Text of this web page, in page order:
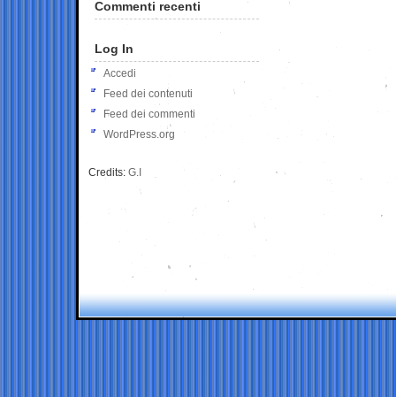
Commenti recenti
Log In
Accedi
Feed dei contenuti
Feed dei commenti
WordPress.org
Credits: G.I